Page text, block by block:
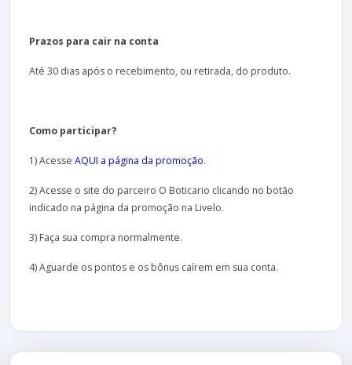
Prazos para cair na conta
Até 30 dias após o recebimento, ou retirada, do produto.
Como participar?
1) Acesse AQUI a página da promoção.
2) Acesse o site do parceiro O Boticario clicando no botão
indicado na página da promoção na Livelo.
3) Faça sua compra normalmente.
4) Aguarde os pontos e os bônus caírem em sua conta.